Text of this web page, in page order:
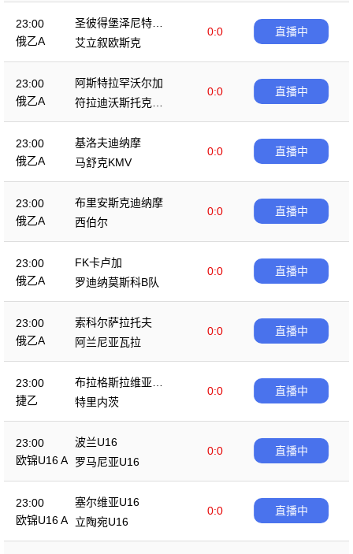
23:00
俄乙A
圣彼得堡泽尼特B
队
0:0
艾立叙欧斯克
直播中
23:00
俄乙A
阿斯特拉罕沃尔加
0:0
符拉迪沃斯托克迪
那摩
直播中
23:00
俄乙A
基洛夫迪纳摩
0:0
马舒克KMV
直播中
23:00
俄乙A
布里安斯克迪纳摩
0:0
西伯尔
直播中
23:00
俄乙A
FK卡卢加
0:0
罗迪纳莫斯科B队
直播中
23:00
俄乙A
索科尔萨拉托夫
0:0
阿兰尼亚瓦拉
直播中
23:00
捷乙
布拉格斯拉维亚B
队
0:0
特里内茨
直播中
23:00
欧锦U16 A
波兰U16
0:0
罗马尼亚U16
直播中
23:00
欧锦U16 A
塞尔维亚U16
0:0
立陶宛U16
直播中